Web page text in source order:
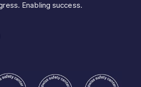
Enabling success.